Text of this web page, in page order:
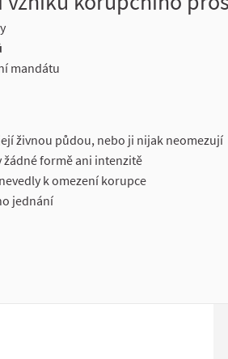
mandátu
živnou půdou, nebo ji nijak neomezují
formě ani intenzitě
k omezení korupce
jednání